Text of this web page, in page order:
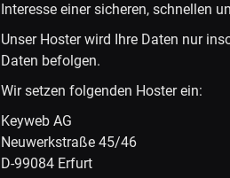
Interesse einer sicheren, schnellen
Unser Hoster wird Ihre Daten nur
Daten befolgen.
Wir setzen folgenden Hoster ein:
Keyweb AG
Neuwerkstraße 45/46
D-99084 Erfurt